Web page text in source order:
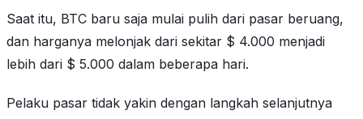
Saat itu, BTC baru saja mulai pulih dari pasar beruang,
dan harganya melonjak dari sekitar $ 4.000 menjadi
lebih dari $ 5.000 dalam beberapa hari.
Pelaku pasar tidak yakin dengan langkah selanjutnya